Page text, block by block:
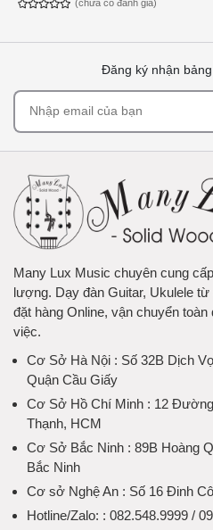
(chưa có đánh giá)
Đăng ký nhận
Many Lux Music chuyên cung
lượng. Dạy đàn Guitar, Ukulele
đặt hàng Online, vận chuyển
việc.
Cơ Sở Hà Nội : Số 32B Dịch
Quận Cầu Giấy
Cơ Sở Hồ Chí Minh : 12
Thạnh, HCM
Cơ Sở Bắc Ninh : 89B Hoàng
Bắc Ninh
Cơ sở Nghệ An : Số 16 Đinh
Hotline/Zalo: : 082.548.9999 /